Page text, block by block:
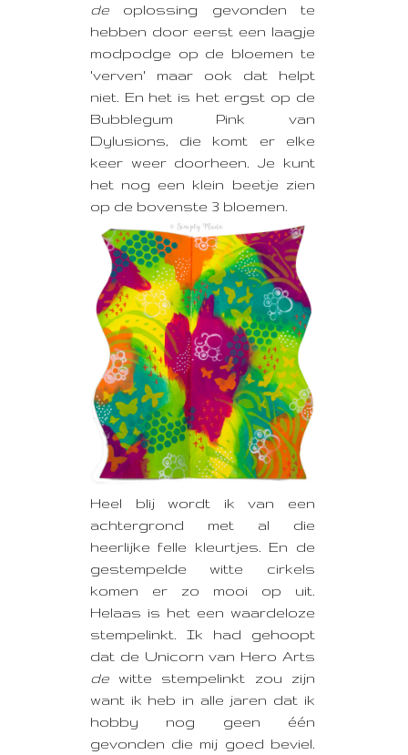
de oplossing gevonden te
hebben door eerst een laagje
modpodge op de bloemen te
'verven' maar ook dat helpt
niet. En het is het ergst op de
Bubblegum Pink van
Dylusions, die komt er elke
keer weer doorheen. Je kunt
het nog een klein beetje zien
op de bovenste 3 bloemen.
Heel blij wordt ik van een
achtergrond met al die
heerlijke felle kleurtjes. En de
gestempelde witte cirkels
komen er zo mooi op uit.
Helaas is het een waardeloze
stempelinkt. Ik had gehoopt
dat de Unicorn van Hero Arts
de witte stempelinkt zou zijn
want ik heb in alle jaren dat ik
hobby nog geen één
gevonden die mij goed beviel.